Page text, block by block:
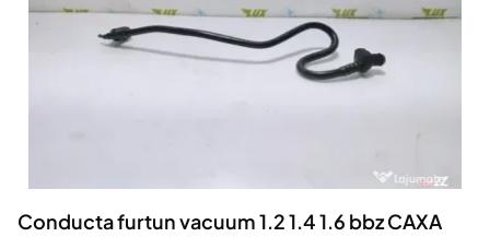
Servicii
Animale de companie
Afaceri și echipamente profesionale
Utilaje agricole si industriale
Piese auto si accesorii
Conducta furtun vacuum 1.2 1.4 1.6 bbz CAXA